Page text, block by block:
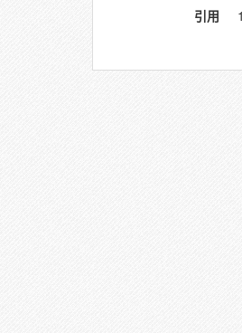
引用
1